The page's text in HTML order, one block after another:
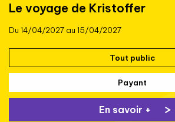
Le voyage de Kristoffer
Du 14/04/2027 au 15/04/2027
Tout public
Payant
En savoir +